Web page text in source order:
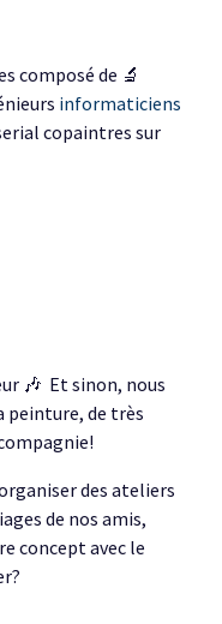
composé de 🔬
informaticiens
copaintres sur
🎶 Et sinon, nous
peinture, de très
des ateliers
de nos amis,
concept avec le